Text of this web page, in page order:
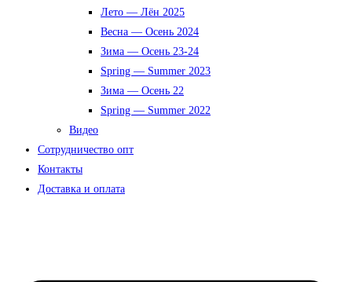
Лето — Лён 2025
Весна — Осень 2024
Зима — Осень 23-24
Spring — Summer 2023
Зима — Осень 22
Spring — Summer 2022
Видео
Сотрудничество опт
Контакты
Доставка и оплата